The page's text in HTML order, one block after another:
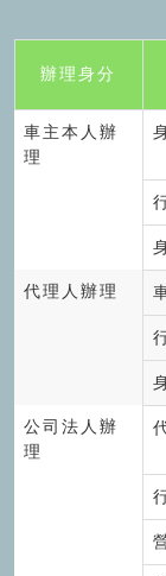
辦理身分
車主本人辦
理
代理人辦理
公司法人辦
理